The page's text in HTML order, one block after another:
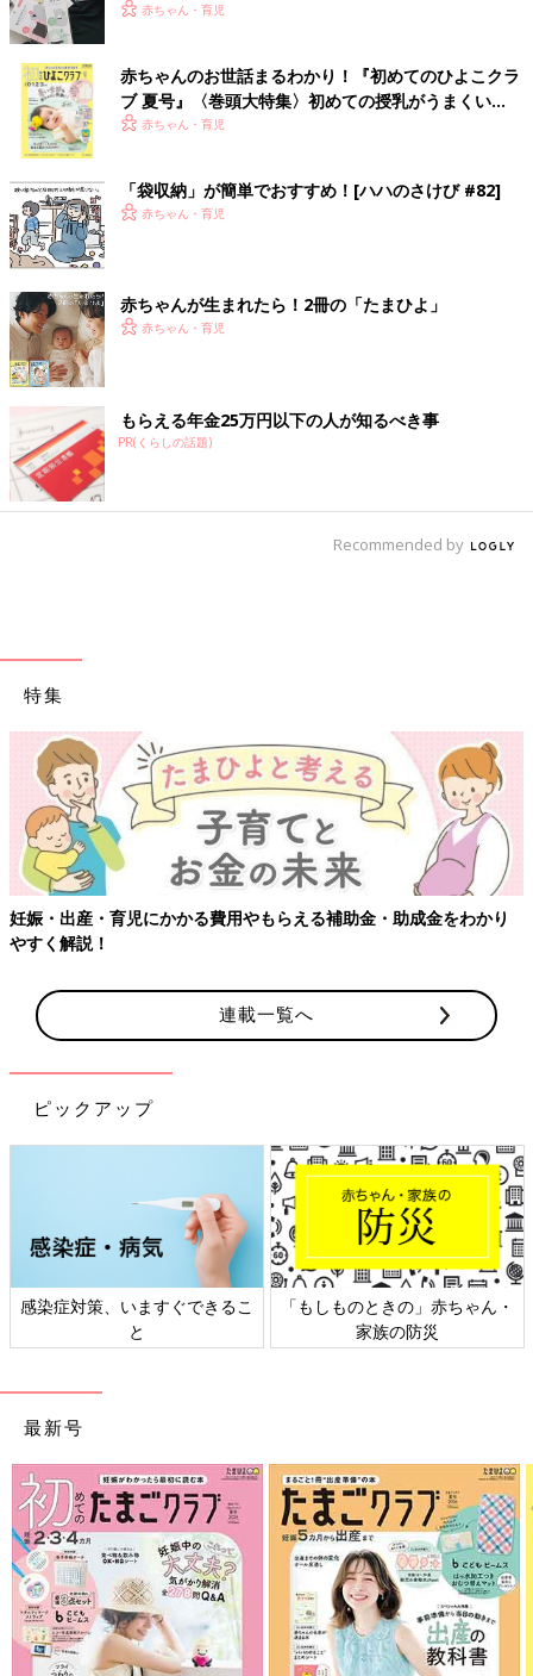
赤ちゃん・育児
赤ちゃんのお世話まるわかり！『初めてのひよこクラ
ブ 夏号』〈巻頭大特集〉初めての授乳がうまくい
く！ おっぱい・ミルクの基本と夏のトラブル 解決テ
赤ちゃん・育児
「袋収納」が簡単でおすすめ！[ハハのさけび #82]
赤ちゃん・育児
赤ちゃんが生まれたら！2冊の「たまひよ」
赤ちゃん・育児
もらえる年金25万円以下の人が知るべき事
PR(くらしの話題)
Recommended by
特集
妊娠・出産・育児にかかる費用やもらえる補助金・助成金をわかり
やすく解説！
連載一覧へ
ピックアップ
感染症対策、いますぐできるこ
と
「もしものときの」赤ちゃん・
家族の防災
最新号